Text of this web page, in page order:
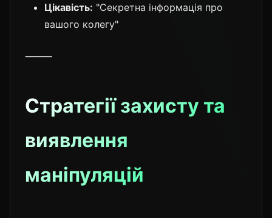
Цікавість: "Секретна інформація про
вашого колегу"
⸻
Стратегії захисту та
виявлення
маніпуляцій